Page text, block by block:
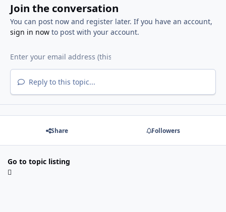
Join the conversation
You can post now and register later. If you have an account,
sign in nowto post with your account.
Reply to this topic...
Share Followers
Go to topic listing